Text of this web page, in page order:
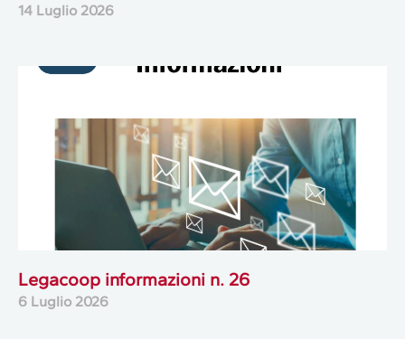
14 Luglio 2026
Legacoop informazioni n. 26
6 Luglio 2026